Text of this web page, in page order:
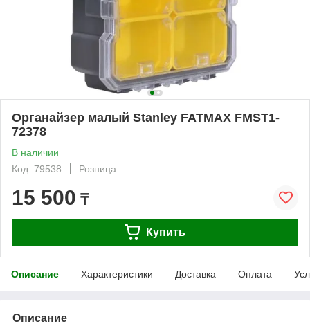
Органайзер малый Stanley FATMAX FMST1-
72378
В наличии
Код: 79538
Розница
15 500 ₸
Купить
Описание Характеристики Доставка Оплата
Описание